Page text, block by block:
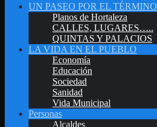
UN PASEO POR EL TÉRMINO
Planos de Hortaleza
CALLES, LUGARES…..
QUINTAS Y PALACIOS
LA VIDA EN EL PUEBLO
Economía
Educación
Sociedad
Sanidad
Vida Municipal
Personas
Alcaldes